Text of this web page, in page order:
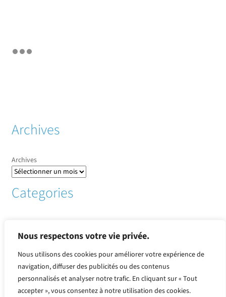
Nous respectons votre vie privée.
Nous utilisons des cookies pour améliorer votre expérience de
navigation, diffuser des publicités ou des contenus
personnalisés et analyser notre trafic. En cliquant sur « Tout
accepter », vous consentez à notre utilisation des cookies.
Archives
Archives
Categories
Infos sur CCO(1)
Perpectives et fondamentaux(3)
Produits or et argent(30)
Revue de presse(2)
Suivi des cours et tendances(101)